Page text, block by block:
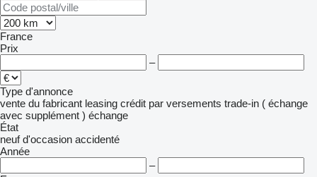
France
Prix
–
Type d'annonce
vente du fabricant leasing crédit par versements trade-in ( échange
avec supplément ) échange
État
neuf d'occasion accidenté
Année
–